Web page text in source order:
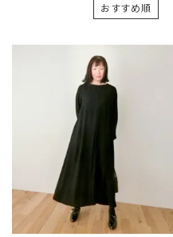
おすすめ順